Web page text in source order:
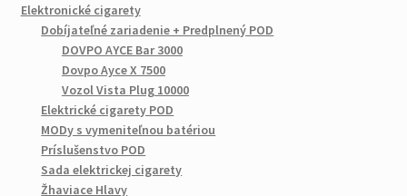
Elektronické cigarety
Dobíjateľné zariadenie + Predplnený POD
DOVPO AYCE Bar 3000
Dovpo Ayce X 7500
Vozol Vista Plug 10000
Elektrické cigarety POD
MODy s vymeniteľnou batériou
Príslušenstvo POD
Sada elektrickej cigarety
Žhaviace Hlavy